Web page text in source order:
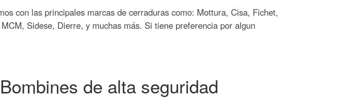
con las principales marcas de cerraduras como: Mottura, Cisa, Fichet,
Sidese, Dierre, y muchas más. Si tiene preferencia por algun
Bombines de alta seguridad